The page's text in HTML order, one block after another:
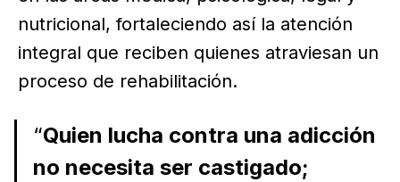
nutricional, fortaleciendo así la atención
integral que reciben quienes atraviesan un
proceso de rehabilitación.
“Quien lucha contra una adicción
no necesita ser castigado;